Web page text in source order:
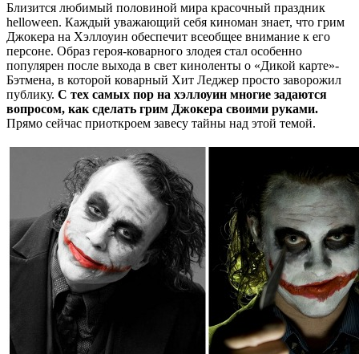
Близится любимый половиной мира красочный праздник
helloween. Каждый уважающий себя киноман знает, что грим
Джокера на Хэллоуин обеспечит всеобщее внимание к его
персоне. Образ героя-коварного злодея стал особенно
популярен после выхода в свет киноленты о «Дикой карте»-
Бэтмена, в которой коварный Хит Леджер просто заворожил
публику. С тех самых пор на хэллоуин многие задаются
вопросом, как сделать грим Джокера своими руками.
Прямо сейчас приоткроем завесу тайны над этой темой.